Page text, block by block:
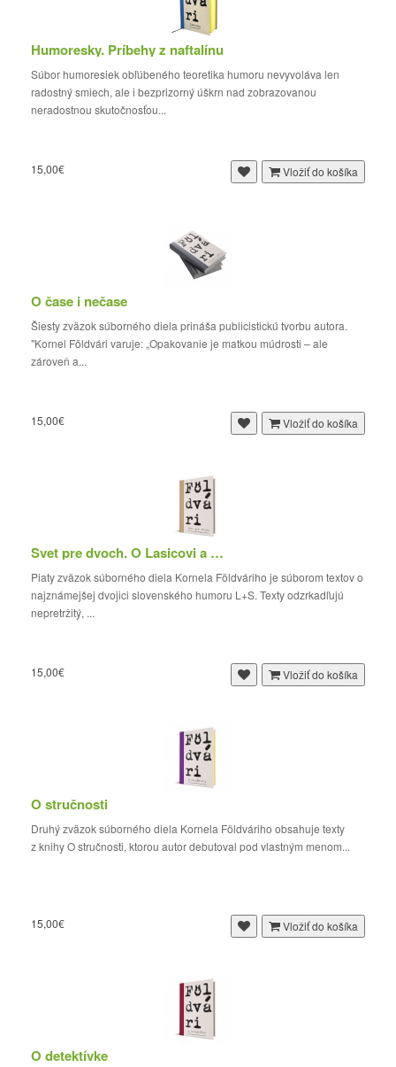
Humoresky. Príbehy z naftalínu
Súbor humoresiek obľúbeného teoretika humoru nevyvoláva len
radostný smiech, ale i bezprizorný úškrn nad zobrazovanou
neradostnou skutočnosťou...
15,00€ Vložiť do košíka
O čase i nečase
Šiesty zväzok súborného diela prináša publicistickú tvorbu autora.
"Kornel Földvári varuje: „Opakovanie je matkou múdrosti – ale
zároveň a...
15,00€ Vložiť do košíka
Svet pre dvoch. O Lasicovi a Satinskom
Piaty zväzok súborného diela Kornela Földváriho je súborom textov o
najznámejšej dvojici slovenského humoru L+S. Texty odzrkadľujú
nepretržitý, ...
15,00€ Vložiť do košíka
O stručnosti
Druhý zväzok súborného diela Kornela Földváriho obsahuje texty
z knihy O stručnosti, ktorou autor debutoval pod vlastným menom...
15,00€ Vložiť do košíka
O detektívke